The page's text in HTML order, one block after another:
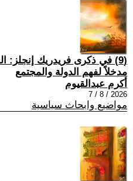
(9) في ذكرى فريدريك إنجلز:
مدخلاً لفهم الدولة والمجتمع
أكرم عبدالقيوم
2026 / 8 / 7
مواضيع وابحاث سياسية